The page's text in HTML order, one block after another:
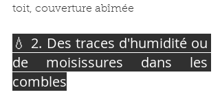
toit, couverture abîmée
💧 2. Des traces d'humidité ou
de moisissures dans les
combles